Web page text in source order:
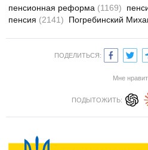
пенсионная реформа (1169)
пенсия (2141) Погребинский
ПОДЕЛИТЬСЯ:
Мне
ПОДЫТОЖИТЬ: